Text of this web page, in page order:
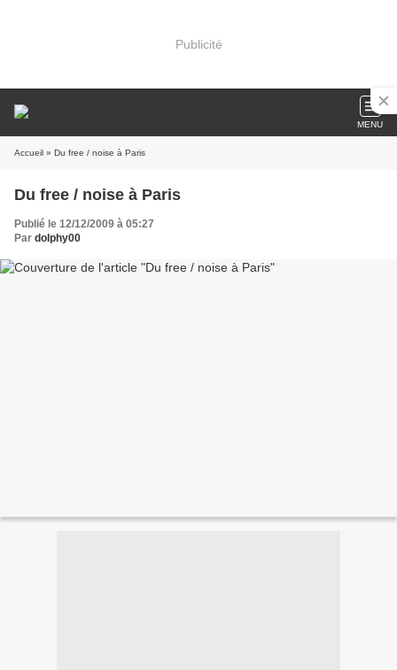
Publicité
MENU
Accueil » Du free / noise à Paris
Du free / noise à Paris
Publié le 12/12/2009 à 05:27
Par dolphy00